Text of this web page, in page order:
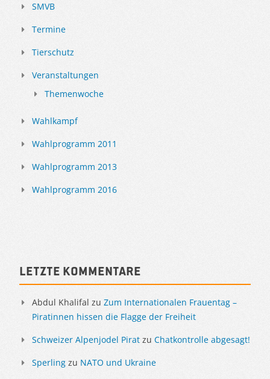
SMVB
Termine
Tierschutz
Veranstaltungen
Themenwoche
Wahlkampf
Wahlprogramm 2011
Wahlprogramm 2013
Wahlprogramm 2016
Letzte Kommentare
Abdul Khalifal zu Zum Internationalen Frauentag –
Piratinnen hissen die Flagge der Freiheit
Schweizer Alpenjodel Pirat zu Chatkontrolle abgesagt!
Sperling zu NATO und Ukraine